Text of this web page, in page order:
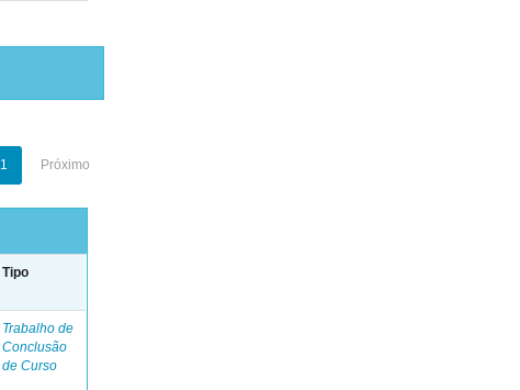
1 Próximo
Tipo
Trabalho de
Conclusão
de Curso